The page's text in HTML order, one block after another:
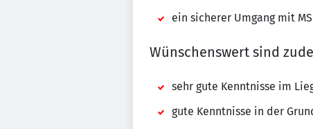
ein sicherer Umgang mit
Wünschenswert sind
sehr gute Kenntnisse im
gute Kenntnisse in der